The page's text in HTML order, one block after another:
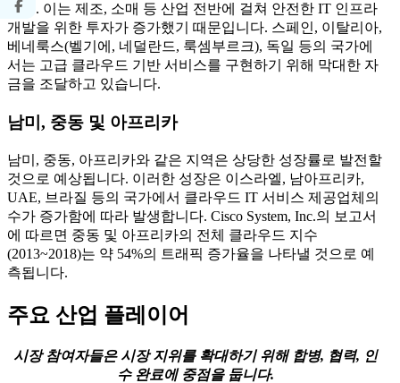
니다. 이는 제조, 소매 등 산업 전반에 걸쳐 안전한 IT 인프라
개발을 위한 투자가 증가했기 때문입니다. 스페인, 이탈리아,
베네룩스(벨기에, 네덜란드, 룩셈부르크), 독일 등의 국가에
서는 고급 클라우드 기반 서비스를 구현하기 위해 막대한 자
금을 조달하고 있습니다.
남미, 중동 및 아프리카
남미, 중동, 아프리카와 같은 지역은 상당한 성장률로 발전할
것으로 예상됩니다. 이러한 성장은 이스라엘, 남아프리카,
UAE, 브라질 등의 국가에서 클라우드 IT 서비스 제공업체의
수가 증가함에 따라 발생합니다. Cisco System, Inc.의 보고서
에 따르면 중동 및 아프리카의 전체 클라우드 지수
(2013~2018)는 약 54%의 트래픽 증가율을 나타낼 것으로 예
측됩니다.
주요 산업 플레이어
시장 참여자들은 시장 지위를 확대하기 위해 합병, 협력, 인
수 완료에 중점을 둡니다.